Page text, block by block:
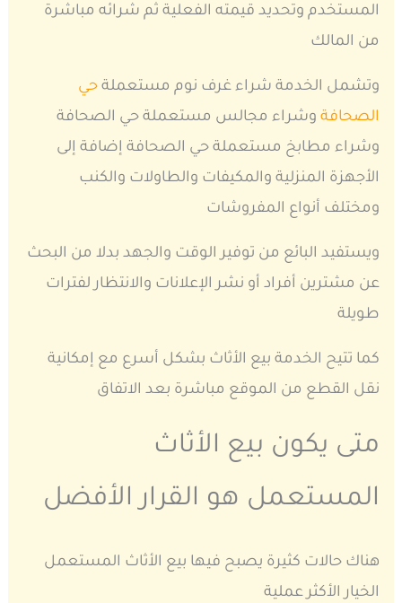
المستخدم وتحديد قيمته الفعلية ثم شرائه مباشرة
من المالك
وتشمل الخدمة شراء غرف نوم مستعملة حي
الصحافةوشراء مجالس مستعملة حي الصحافة
وشراء مطابخ مستعملة حي الصحافة إضافة إلى
الأجهزة المنزلية والمكيفات والطاولات والكنب
ومختلف أنواع المفروشات
ويستفيد البائع من توفير الوقت والجهد بدلا من البحث
عن مشترين أفراد أو نشر الإعلانات والانتظار لفترات
طويلة
كما تتيح الخدمة بيع الأثاث بشكل أسرع مع إمكانية
نقل القطع من الموقع مباشرة بعد الاتفاق
متى يكون بيع الأثاث
المستعمل هو القرار الأفضل
هناك حالات كثيرة يصبح فيها بيع الأثاث المستعمل
الخيار الأكثر عملية